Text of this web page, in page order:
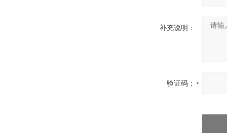
补充说明：
验证码：